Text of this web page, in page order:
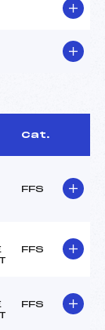
Cat.
FFS
FFS
FFS